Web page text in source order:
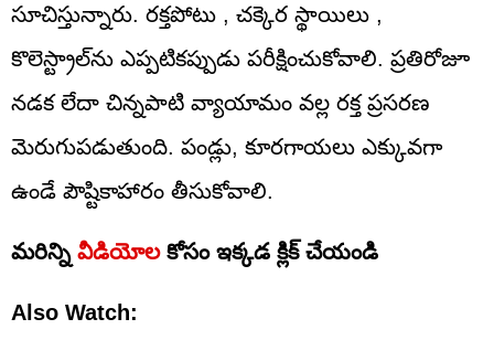
సూచిస్తున్నారు. రక్తపోటు , చక్కెర స్థాయిలు ,
కొలెస్ట్రాల్‌ను ఎప్పటికప్పుడు పరీక్షించుకోవాలి. ప్రతిరోజూ
నడక లేదా చిన్నపాటి వ్యాయామం వల్ల రక్త ప్రసరణ
మెరుగుపడుతుంది. పండ్లు, కూరగాయలు ఎక్కువగా
ఉండే పౌష్టికాహారం తీసుకోవాలి.
మరిన్ని వీడియోలకోసం ఇక్కడ క్లిక్ చేయండి
Also Watch: